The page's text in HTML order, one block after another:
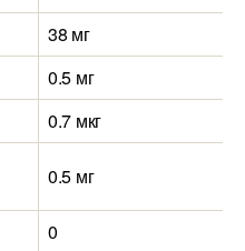
38 мг
0.5 мг
0.7 мкг
0.5 мг
0